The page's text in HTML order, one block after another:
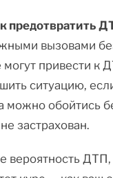
предотвратить
вызовами
могут привести к
ситуацию,
можно обойтись
застрахован.
вероятность